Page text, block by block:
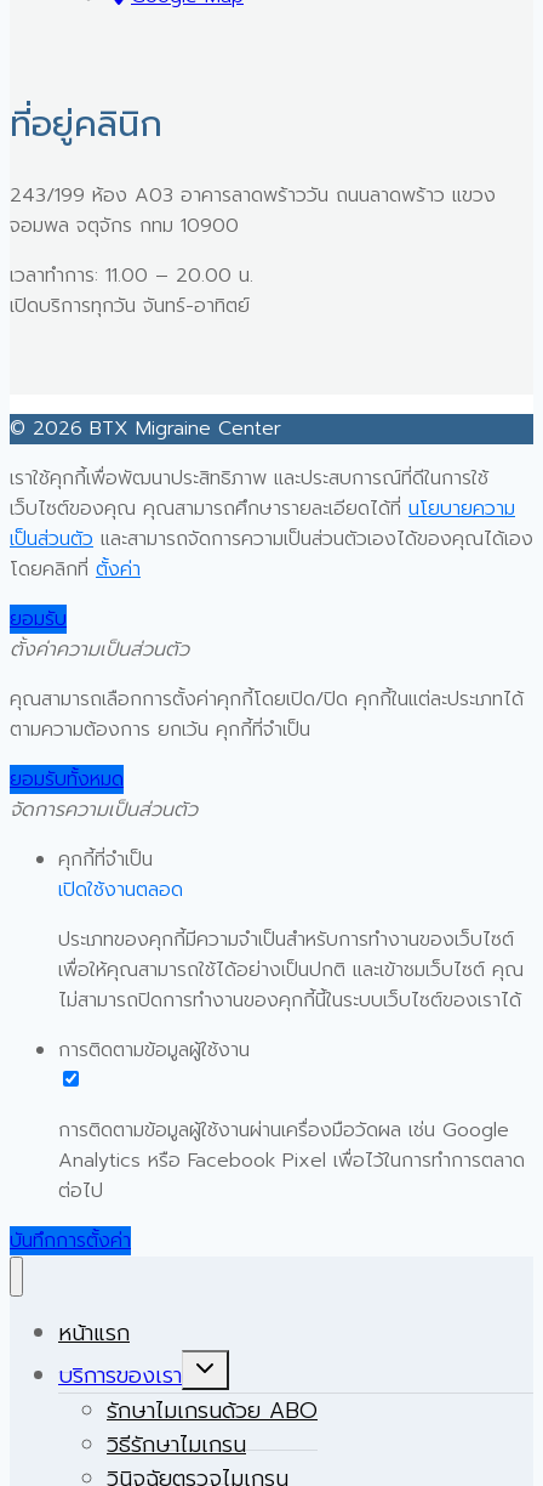
ที่อยู่คลินิก
243/199 ห้อง A03 อาคารลาดพร้าววัน ถนนลาดพร้าว แขวง
จอมพล จตุจักร กทม 10900
เวลาทำการ: 11.00 – 20.00 น.
เปิดบริการทุกวัน จันทร์-อาทิตย์
© 2026 BTX Migraine Center
เราใช้คุกกี้เพื่อพัฒนาประสิทธิภาพ และประสบการณ์ที่ดีในการใช้
เว็บไซต์ของคุณ คุณสามารถศึกษารายละเอียดได้ที่ นโยบายความ
เป็นส่วนตัว และสามารถจัดการความเป็นส่วนตัวเองได้ของคุณได้เอง
โดยคลิกที่ ตั้งค่า
ยอมรับ
ตั้งค่าความเป็นส่วนตัว
คุณสามารถเลือกการตั้งค่าคุกกี้โดยเปิด/ปิด คุกกี้ในแต่ละประเภทได้
ตามความต้องการ ยกเว้น คุกกี้ที่จำเป็น
ยอมรับทั้งหมด
จัดการความเป็นส่วนตัว
คุกกี้ที่จำเป็น
เปิดใช้งานตลอด
ประเภทของคุกกี้มีความจำเป็นสำหรับการทำงานของเว็บไซต์
เพื่อให้คุณสามารถใช้ได้อย่างเป็นปกติ และเข้าชมเว็บไซต์ คุณ
ไม่สามารถปิดการทำงานของคุกกี้นี้ในระบบเว็บไซต์ของเราได้
การติดตามข้อมูลผู้ใช้งาน
การติดตามข้อมูลผู้ใช้งานผ่านเครื่องมือวัดผล เช่น Google
Analytics หรือ Facebook Pixel เพื่อไว้ในการทำการตลาด
ต่อไป
บันทึกการตั้งค่า
หน้าแรก
บริการของเรา
Expand
menu
รักษาไมเกรนด้วย ABO
วิธีรักษาไมเกรน
วินิจฉัยตรวจไมเกรน